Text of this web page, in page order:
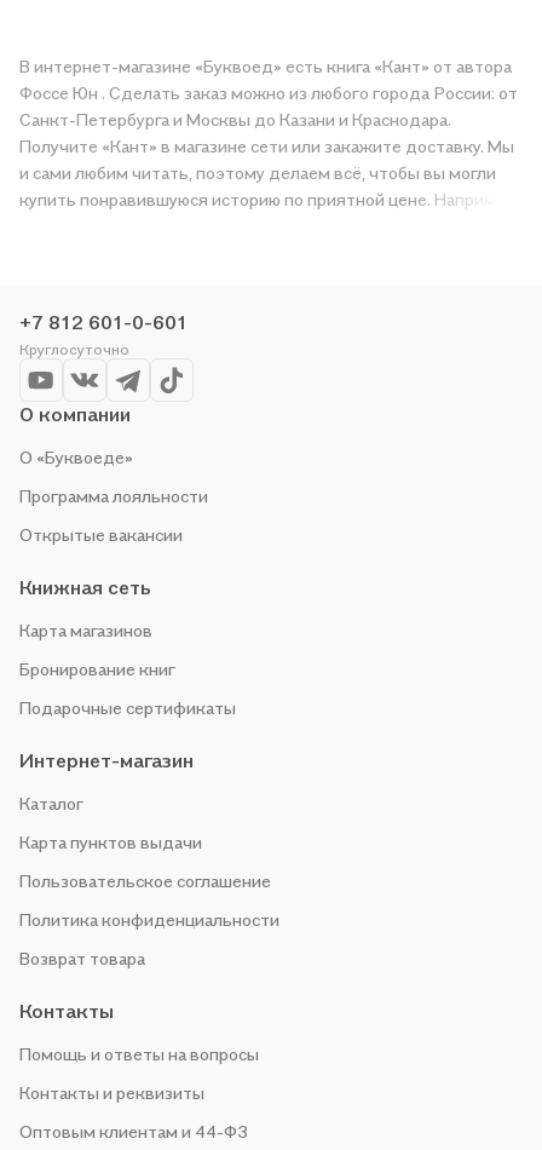
В интернет-магазине «Буквоед» есть книга «Кант» от автора
Фоссе Юн . Сделать заказ можно из любого города России: от
Санкт-Петербурга и Москвы до Казани и Краснодара.
Получите «Кант» в магазине сети или закажите доставку. Мы
и сами любим читать, поэтому делаем всё, чтобы вы могли
купить понравившуюся историю по приятной цене. Например,
+7 812 601-0-601
Круглосуточно
О компании
О «Буквоеде»
Программа лояльности
Открытые вакансии
Книжная сеть
Карта магазинов
Бронирование книг
Подарочные сертификаты
Интернет-магазин
Каталог
Карта пунктов выдачи
Пользовательское соглашение
Политика конфиденциальности
Возврат товара
Контакты
Помощь и ответы на вопросы
Контакты и реквизиты
Оптовым клиентам и 44-ФЗ